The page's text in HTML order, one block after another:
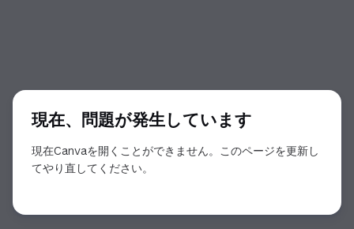
現在、問題が発生しています
現在Canvaを開くことができません。このページを更新し
てやり直してください。